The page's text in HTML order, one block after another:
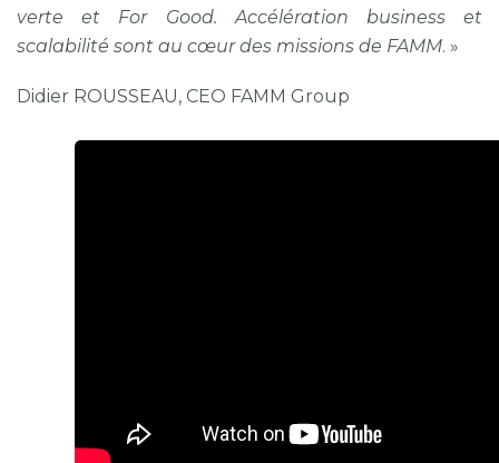
verte et For Good. Accélération business et
scalabilité sont au cœur des missions de FAMM. »
Didier ROUSSEAU, CEO FAMM Group